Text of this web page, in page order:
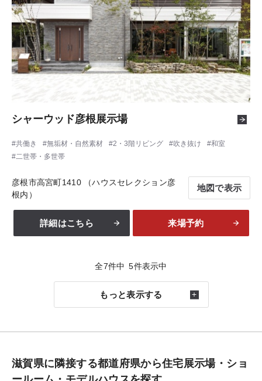
シャーウッド彦根展示場
共働き 無垢材・自然素材 2・3階リビング 吹き抜け
和室
二世帯・多世帯
彦根市高宮町1410 （ハウスセレクション彦
根内）
地図で表示
詳細はこちら 来場予約
全7件中 5件表示中
もっと表示する
滋賀県に隣接する都道府県から住宅展示場・ショ